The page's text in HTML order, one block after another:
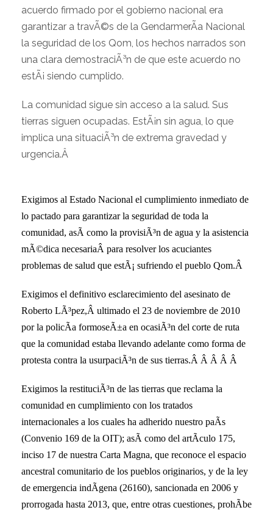
acuerdo firmado por el gobierno nacional era
garantizar a travÃ©s de la GendarmerÃ­a Nacional
la seguridad de los Qom, los hechos narrados son
una clara demostraciÃ³n de que este acuerdo no
estÃ¡ siendo cumplido.
La comunidad sigue sin acceso a la salud. Sus
tierras siguen ocupadas. EstÃ¡n sin agua, lo que
implica una situaciÃ³n de extrema gravedad y
urgencia.Â
Exigimos al Estado Nacional el cumplimiento inmediato de
lo pactado para garantizar la seguridad de toda la
comunidad, asÃ­ como la provisiÃ³n de agua y la asistencia
mÃ©dica necesariaÂ para resolver los acuciantes
problemas de salud que estÃ¡ sufriendo el pueblo Qom.Â
Exigimos el definitivo esclarecimiento del asesinato de
Roberto LÃ³pez,Â ultimado el 23 de noviembre de 2010
por la policÃ­a formoseÃ±a en ocasiÃ³n del corte de ruta
que la comunidad estaba llevando adelante como forma de
protesta contra la usurpaciÃ³n de sus tierras.Â Â Â Â Â
Exigimos la restituciÃ³n de las tierras que reclama la
comunidad en cumplimiento con los tratados
internacionales a los cuales ha adherido nuestro paÃ­s
(Convenio 169 de la OIT); asÃ­ como del artÃ­culo 175,
inciso 17 de nuestra Carta Magna, que reconoce el espacio
ancestral comunitario de los pueblos originarios, y de la ley
de emergencia indÃ­gena (26160), sancionada en 2006 y
prorrogada hasta 2013, que, entre otras cuestiones, prohÃ­be